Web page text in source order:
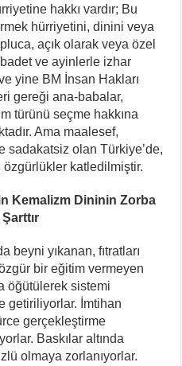
hakkı vardır; Bu
hürriyetini, dinini veya
açık olarak veya özel
ve ayinlerle izhar
yine BM İnsan Hakları
gereği ana-babalar,
türünü seçme hakkına
Ama maalesef,
sadakatsiz olan Türkiye’de,
katledilmiştir.
Kemalizm Dininin Zorba
beyni yıkanan, fıtratları
bir eğitim vermeyen
öğütülerek sistemi
getiriliyorlar. İmtihan
gerçekleştirme
Baskılar altında
olmaya zorlanıyorlar.